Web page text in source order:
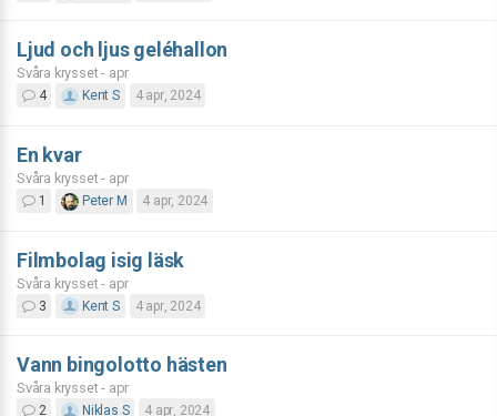
Ljud och ljus geléhallon
Svåra krysset - apr
4 Kent S 4 apr, 2024
En kvar
Svåra krysset - apr
1 Peter M 4 apr, 2024
Filmbolag isig läsk
Svåra krysset - apr
3 Kent S 4 apr, 2024
Vann bingolotto hästen
Svåra krysset - apr
2 Niklas S 4 apr, 2024